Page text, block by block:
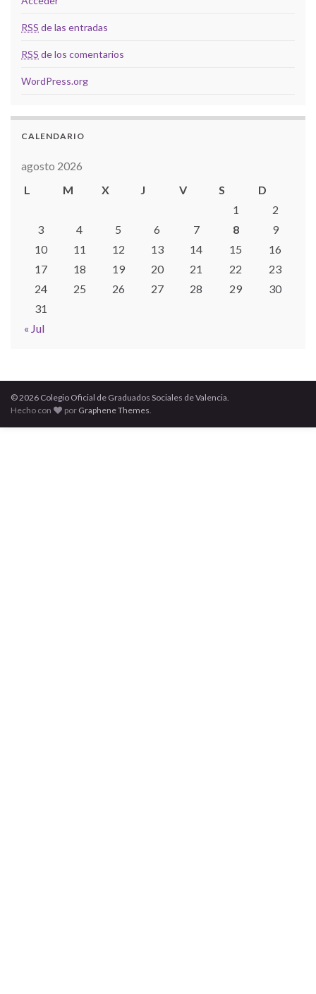
RSS de las entradas
RSS de los comentarios
WordPress.org
CALENDARIO
agosto 2026
L
M X J V S D
« Jul
1
2
3
4 5 6 7 8
9
10
11 12 13 14 15
16
17
18 19 20 21 22
23
24
25 26 27 28 29
30
31
© 2026 Colegio Oficial de Graduados Sociales de Valencia.
Hecho con
por Graphene Themes